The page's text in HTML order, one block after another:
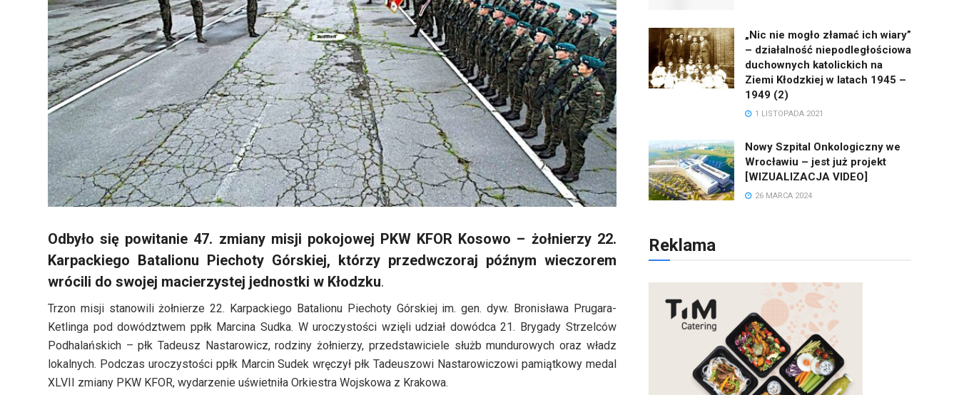
Odbyło się powitanie 47. zmiany misji pokojowej PKW KFOR Kosowo – żołnierzy 22.
Karpackiego Batalionu Piechoty Górskiej, którzy przedwczoraj późnym wieczorem
wrócili do swojej macierzystej jednostki w Kłodzku.
Trzon misji stanowili żołnierze 22. Karpackiego Batalionu Piechoty Górskiej im. gen. dyw. Bronisława Prugara-
Ketlinga pod dowództwem ppłk Marcina Sudka. W uroczystości wzięli udział dowódca 21. Brygady Strzelców
Podhalańskich – płk Tadeusz Nastarowicz, rodziny żołnierzy, przedstawiciele służb mundurowych oraz władz
lokalnych. Podczas uroczystości ppłk Marcin Sudek wręczył płk Tadeuszowi Nastarowiczowi pamiątkowy medal
XLVII zmiany PKW KFOR, wydarzenie uświetniła Orkiestra Wojskowa z Krakowa.
„Nic nie mogło złamać ich wiary”
– działalność niepodległościowa
duchownych katolickich na
Ziemi Kłodzkiej w latach 1945 –
1949 (2)
1 LISTOPADA 2021
Nowy Szpital Onkologiczny we
Wrocławiu – jest już projekt
[WIZUALIZACJA VIDEO]
26 MARCA 2024
Reklama